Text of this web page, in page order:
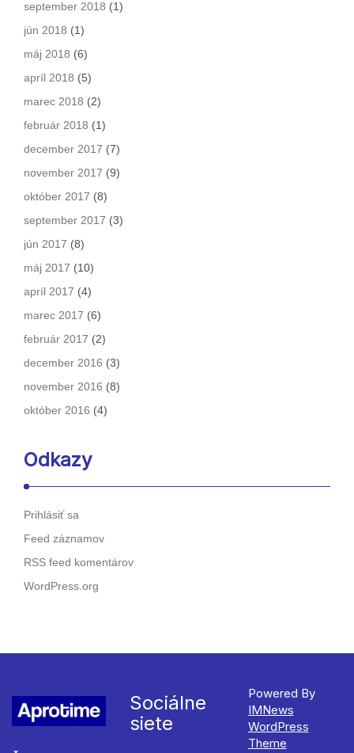
september 2018 (1)
jún 2018 (1)
máj 2018 (6)
apríl 2018 (5)
marec 2018 (2)
február 2018 (1)
december 2017 (7)
november 2017 (9)
október 2017 (8)
september 2017 (3)
jún 2017 (8)
máj 2017 (10)
apríl 2017 (4)
marec 2017 (6)
február 2017 (2)
december 2016 (3)
november 2016 (8)
október 2016 (4)
Odkazy
Prihlásiť sa
Feed záznamov
RSS feed komentárov
WordPress.org
Sociálne
siete
Powered By
IMNews
WordPress
Theme